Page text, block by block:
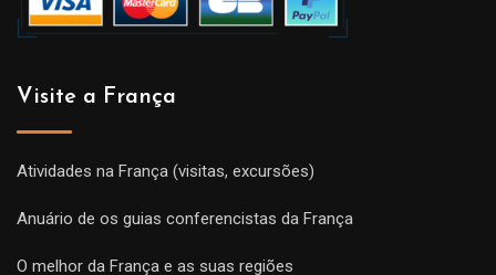
Visite a França
Atividades na França (visitas, excursões)
Anuário de os guias conferencistas da França
O melhor da França e as suas regiões